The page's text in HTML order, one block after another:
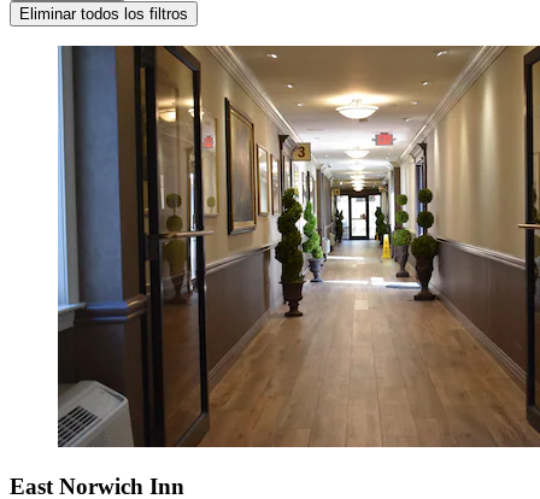
Eliminar todos los filtros
East Norwich Inn